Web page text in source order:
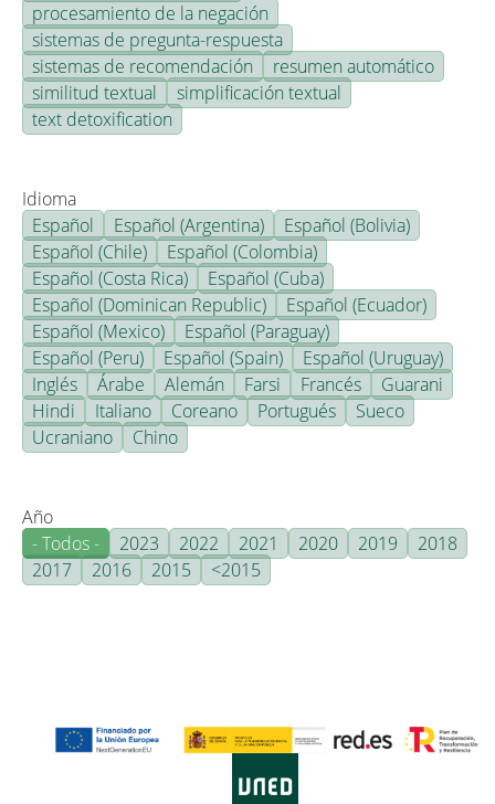
procesamiento de la negación
sistemas de pregunta-respuesta
sistemas de recomendación
resumen automático
similitud textual
simplificación textual
text detoxification
Idioma
Español
Español (Argentina)
Español (Bolivia)
Español (Chile)
Español (Colombia)
Español (Costa Rica)
Español (Cuba)
Español (Dominican Republic)
Español (Ecuador)
Español (Mexico)
Español (Paraguay)
Español (Peru)
Español (Spain)
Español (Uruguay)
Inglés
Árabe Alemán Farsi Francés
Guarani
Hindi
Italiano Coreano Portugués
Sueco
Ucraniano
Chino
Año
- Todos -
2023 2022 2021 2020 2019
2018
2017
2016 2015 <2015